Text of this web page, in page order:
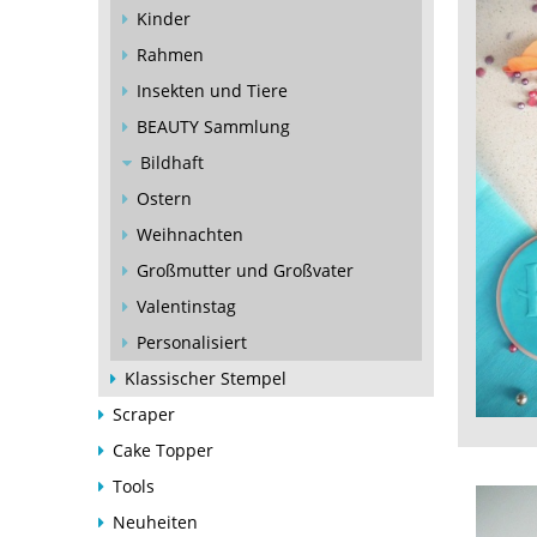
Kinder
Rahmen
Insekten und Tiere
BEAUTY Sammlung
Bildhaft
Ostern
Weihnachten
Großmutter und Großvater
Valentinstag
Personalisiert
Klassischer Stempel
Scraper
Cake Topper
Tools
Neuheiten